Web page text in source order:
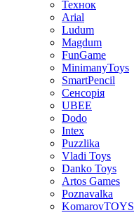
Технок
Arial
Ludum
Magdum
FunGame
MinimanyToys
SmartPencil
Сенсорія
UBEE
Dodo
Intex
Puzzlika
Vladi Toys
Danko Toys
Artos Games
Poznavalka
KomarovTOYS